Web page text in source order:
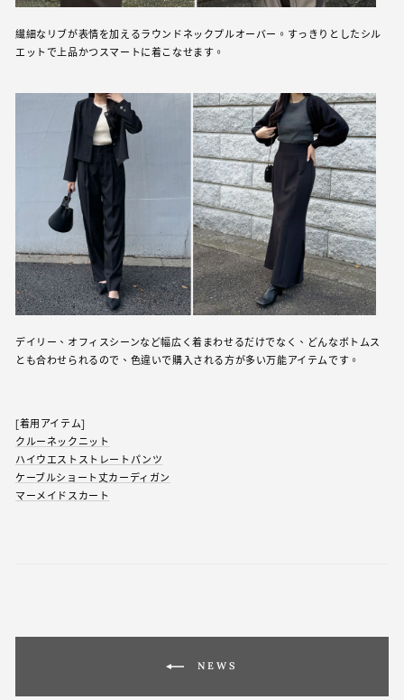
繊細なリブが表情を加えるラウンドネックプルオーバー。すっきりとしたシル
エットで上品かつスマートに着こなせます。
デイリー、オフィスシーンなど幅広く着まわせるだけでなく、どんなボトムス
とも合わせられるので、色違いで購入される方が多い万能アイテムです。
[着用アイテム]
クルーネックニット
ハイウエストストレートパンツ
ケーブルショート丈カーディガン
マーメイドスカート
NEWS